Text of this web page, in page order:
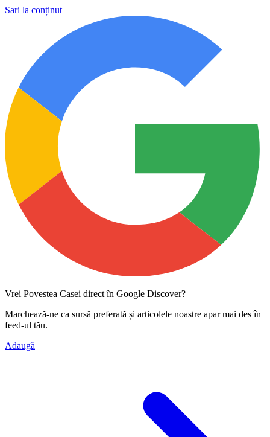
Sari la conținut
Vrei Povestea Casei direct în Google Discover?
Marchează-ne ca sursă preferată și articolele noastre apar mai des în
feed-ul tău.
Adaugă